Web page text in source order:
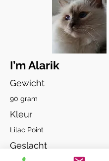
I’m Alarik
Gewicht
90 gram
Kleur
Lilac Point
Geslacht